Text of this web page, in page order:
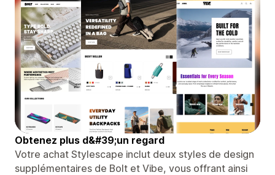
Obtenez plus d&#39;un regard
Votre achat Stylescape inclut deux styles de design
supplémentaires de Bolt et Vibe, vous offrant ainsi